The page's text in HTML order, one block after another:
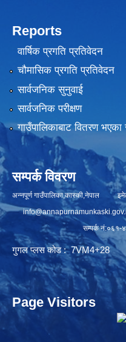
Reports
वार्षिक प्रगति प्रतिवेदन
चौमासिक प्रगति प्रतिवेदन
सार्वजनिक सुनुवाई
सार्वजनिक परीक्षण
गाउँपालिकाबाट वितरण
सम्पर्क विवरण
अन्नपूर्ण गाउँपालिका,कास्की,नेपाल
सम्पर्क नं:०६१-
गुगल प्लस कोड : 7VM4+28
Page Visitors